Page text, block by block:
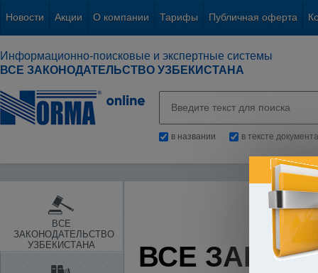
Новости Акции О компании Тарифы Публичная оферта
Информационно-поисковые и экспертные системы
ВСЕ ЗАКОНОДАТЕЛЬСТВО УЗБЕКИСТАНА
в названии в тексте документа
ВСЕ
ЗАКОНОДАТЕЛЬСТВО
УЗБЕКИСТАНА
ВСЕ